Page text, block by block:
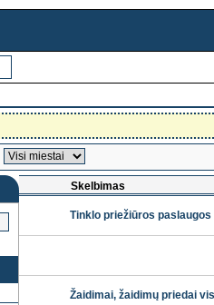
Skelbimas
Tinklo priežiūros paslaugos
Žaidimai, žaidimų priedai